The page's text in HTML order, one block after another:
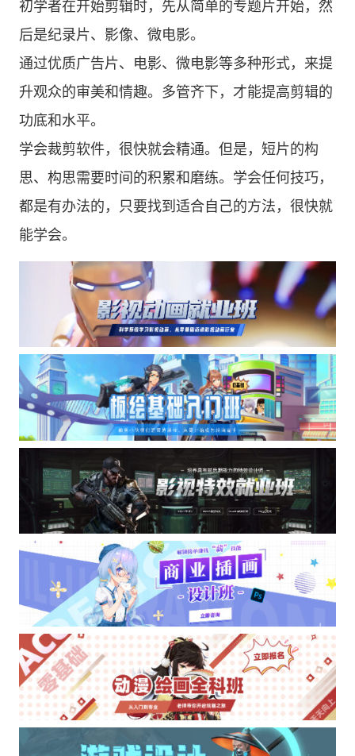
初学者在开始剪辑时，先从简单的专题片开始，然
后是纪录片、影像、微电影。
通过优质广告片、电影、微电影等多种形式，来提
升观众的审美和情趣。多管齐下，才能提高剪辑的
功底和水平。
学会裁剪软件，很快就会精通。但是，短片的构
思、构思需要时间的积累和磨练。学会任何技巧，
都是有办法的，只要找到适合自己的方法，很快就
能学会。